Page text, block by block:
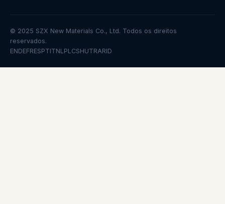
© 2025 SZX New Materials Co., Ltd. Todos os direitos
reservados.
ENDEFRESPTITNLPLCSHUTRARID